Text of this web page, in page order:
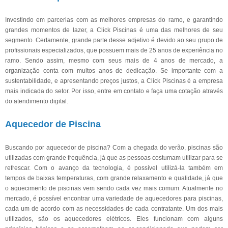
Investindo em parcerias com as melhores empresas do ramo, e garantindo
grandes momentos de lazer, a Click Piscinas é uma das melhores de seu
segmento. Certamente, grande parte desse adjetivo é devido ao seu grupo de
profissionais especializados, que possuem mais de 25 anos de experiência no
ramo. Sendo assim, mesmo com seus mais de 4 anos de mercado, a
organização conta com muitos anos de dedicação. Se importante com a
sustentabilidade, e apresentando preços justos, a Click Piscinas é a empresa
mais indicada do setor. Por isso, entre em contato e faça uma cotação através
do atendimento digital.
Aquecedor de Piscina
Buscando por aquecedor de piscina? Com a chegada do verão, piscinas são
utilizadas com grande frequência, já que as pessoas costumam utilizar para se
refrescar. Com o avanço da tecnologia, é possível utilizá-la também em
tempos de baixas temperaturas, com grande relaxamento e qualidade, já que
o aquecimento de piscinas vem sendo cada vez mais comum. Atualmente no
mercado, é possível encontrar uma variedade de aquecedores para piscinas,
cada um de acordo com as necessidades de cada contratante. Um dos mais
utilizados, são os aquecedores elétricos. Eles funcionam com alguns